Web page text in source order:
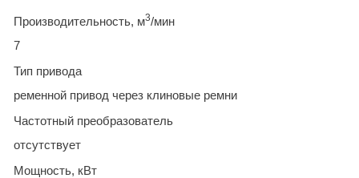
Производительность, м3/мин
7
Тип привода
ременной привод через клиновые ремни
Частотный преобразователь
отсутствует
Мощность, кВт